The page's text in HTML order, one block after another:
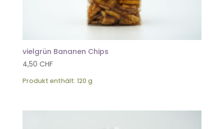
vielgrün Bananen Chips
4,50 CHF
Produkt enthält: 120 g